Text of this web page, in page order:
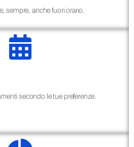
sempre, anche fuori orario.
secondo le tue preferenze.